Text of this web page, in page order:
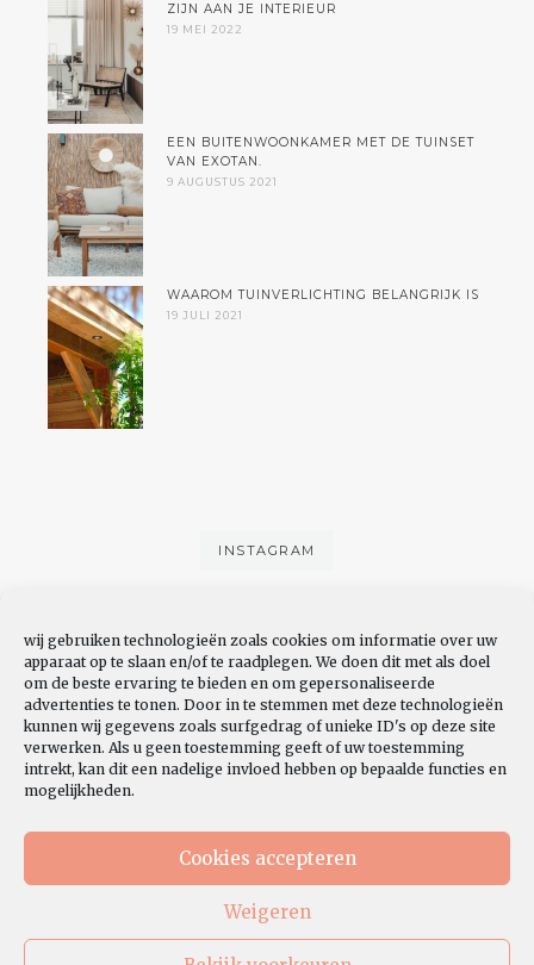
wij gebruiken technologieën zoals cookies om informatie over uw
apparaat op te slaan en/of te raadplegen. We doen dit met als doel
om de beste ervaring te bieden en om gepersonaliseerde
advertenties te tonen. Door in te stemmen met deze technologieën
kunnen wij gegevens zoals surfgedrag of unieke ID's op deze site
verwerken. Als u geen toestemming geeft of uw toestemming
intrekt, kan dit een nadelige invloed hebben op bepaalde functies en
mogelijkheden.
Cookies accepteren
Weigeren
ZIJN AAN JE INTERIEUR
19 MEI 2022
EEN BUITENWOONKAMER MET DE TUINSET
VAN EXOTAN.
9 AUGUSTUS 2021
WAAROM TUINVERLICHTING BELANGRIJK IS
19 JULI 2021
INSTAGRAM
YOUTUBE